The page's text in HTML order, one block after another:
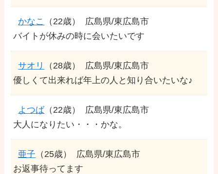
かなこ （22歳）
広島県/東広島市
バイトが休みの時に会いたいです
サオリ （28歳）
広島県/東広島市
優しくて出来れば年上の人と知り合いたいな♪
よつば（22歳）
広島県/東広島市
大人になりたい・・・かな。
亜子 （25歳）
広島県/東広島市
お返事待ってます